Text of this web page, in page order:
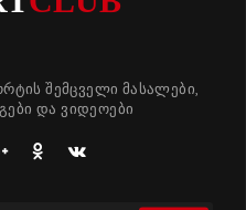
შემცველი მასალები,
და ვიდეოები